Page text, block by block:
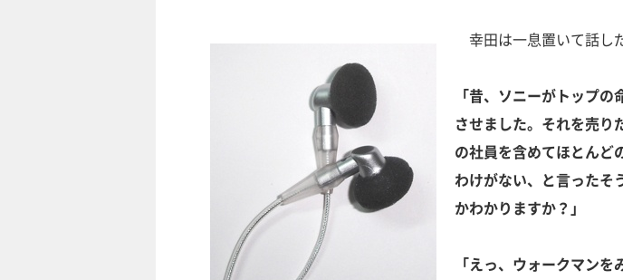
幸田は一息置いて話し
「昔、ソニーがトップ
させました。それを売り
の社員を含めてほとんど
わけがない、と言ったそ
かわかりますか？」
「えっ、ウォークマン